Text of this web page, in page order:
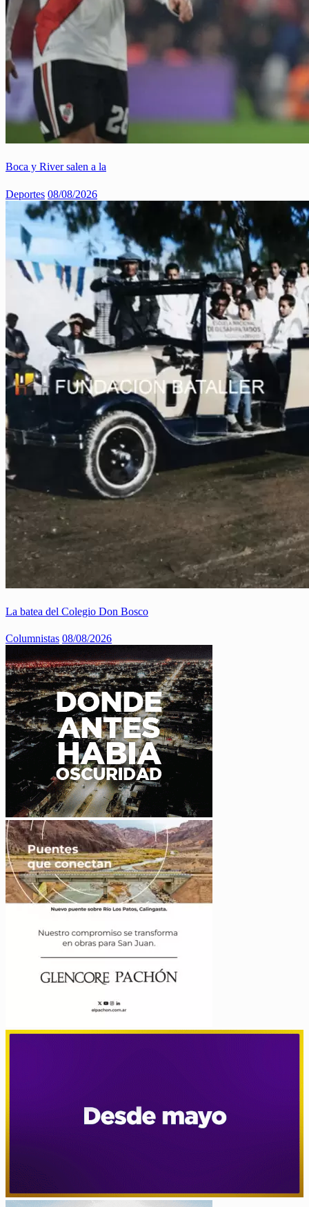
Boca y River salen a la
Deportes 08/08/2026
La batea del Colegio Don Bosco
Columnistas 08/08/2026